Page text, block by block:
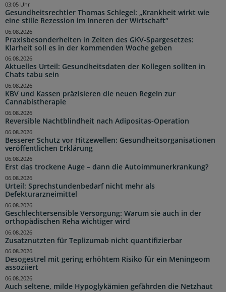
Gesundheitsrechtler Thomas Schlegel: „Krankheit wirkt wie
eine stille Rezession im Inneren der Wirtschaft“
03:05 Uhr
Praxisbesonderheiten in Zeiten des GKV-Spargesetzes:
Klarheit soll es in der kommenden Woche geben
06.08.2026
Aktuelles Urteil: Gesundheitsdaten der Kollegen sollten in
Chats tabu sein
06.08.2026
KBV und Kassen präzisieren die neuen Regeln zur
Cannabistherapie
06.08.2026
Reversible Nachtblindheit nach Adipositas-Operation
06.08.2026
Besserer Schutz vor Hitzewellen: Gesundheitsorganisationen
veröffentlichen Erklärung
06.08.2026
Erst das trockene Auge – dann die Autoimmunerkrankung?
06.08.2026
Urteil: Sprechstundenbedarf nicht mehr als
Defekturarzneimittel
06.08.2026
Geschlechtersensible Versorgung: Warum sie auch in der
orthopädischen Reha wichtiger wird
06.08.2026
Zusatznutzten für Teplizumab nicht quantifizierbar
06.08.2026
Desogestrel mit gering erhöhtem Risiko für ein Meningeom
assoziiert
06.08.2026
Auch seltene, milde Hypoglykämien gefährden die Netzhaut
06.08.2026